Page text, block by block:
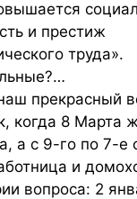
и престиж
труда».
прекрасный
когда 8 Марта
а с 9-го по 7-е
и
вопроса: 2